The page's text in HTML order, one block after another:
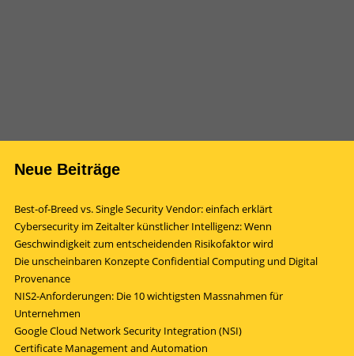
Neue Beiträge
Best-of-Breed vs. Single Security Vendor: einfach erklärt
Cybersecurity im Zeitalter künstlicher Intelligenz: Wenn
Geschwindigkeit zum entscheidenden Risikofaktor wird
Die unscheinbaren Konzepte Confidential Computing und Digital
Provenance
NIS2-Anforderungen: Die 10 wichtigsten Massnahmen für
Unternehmen
Google Cloud Network Security Integration (NSI)
Certificate Management and Automation